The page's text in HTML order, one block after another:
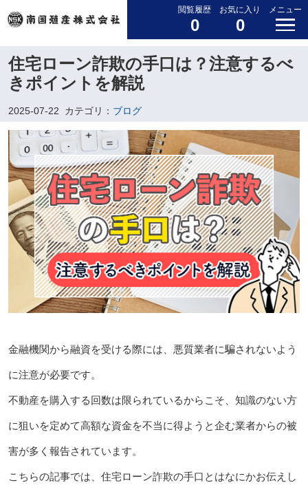
閲覧履歴
0
お気に入り
0
メニュー
住宅ローン詐欺の手口は？注意するべ
きポイントを解説
2025-07-22 カテゴリ： ブログ
金融機関から融資を受ける際には、悪質業者に騙されないよう
に注意が必要です。
不動産を購入する回数は限られているからこそ、知識のない方
に狙いを定めて高額な資金を不当に得ようと企む業者からの被
害が多く報告されています。
こちらの記事では、住宅ローン詐欺の手口とはなにかお伝えし